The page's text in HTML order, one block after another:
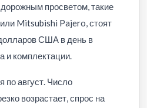
просветом, такие
Mitsubishi Pajero, стоят
США в день в
и комплектации.
по август. Число
возрастает, спрос на